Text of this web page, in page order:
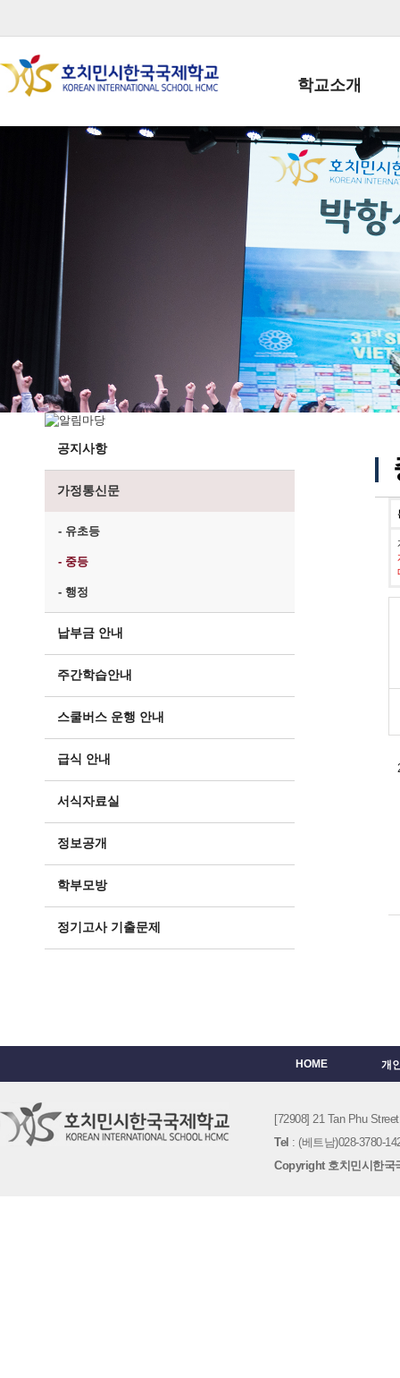
학교소개
학교장인사말
학생회장인사말
학교상징
학교 CI
교직원현황
학생현황
위치/전화
전경사진
공지사항
가정통신문
- 유초등
- 중등
- 행정
납부금 안내
주간학습안내
스쿨버스 운행 안내
급식 안내
서식자료실
정보공개
학부모방
정기고사 기출문제
HOME 개
[72908] 21 Tan Phu
Tel : (베트남)028-3780-
Copyright 호치민시한국